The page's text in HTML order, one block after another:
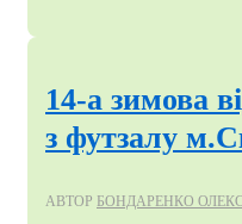
14-а зимова
з футзалу
АВТОР БОНДАРЕНКО